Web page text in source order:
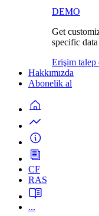
DEMO
Get
specific data
Erişim talep
Hakkımızda
Abonelik al
CF
RAS
...